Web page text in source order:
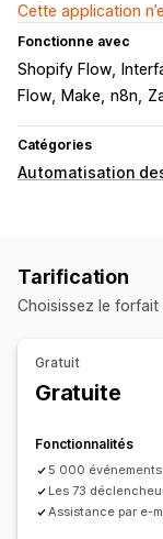
Cette application
Fonctionne avec
Shopify Flow
Flow
Make n8n
Catégories
Automatisation
Balises pour les
Balises pour les
Tarification
Choisissez le
Gratuit
Gratuite
Fonctionnalités
5 000
Les 73
Assistance par e-